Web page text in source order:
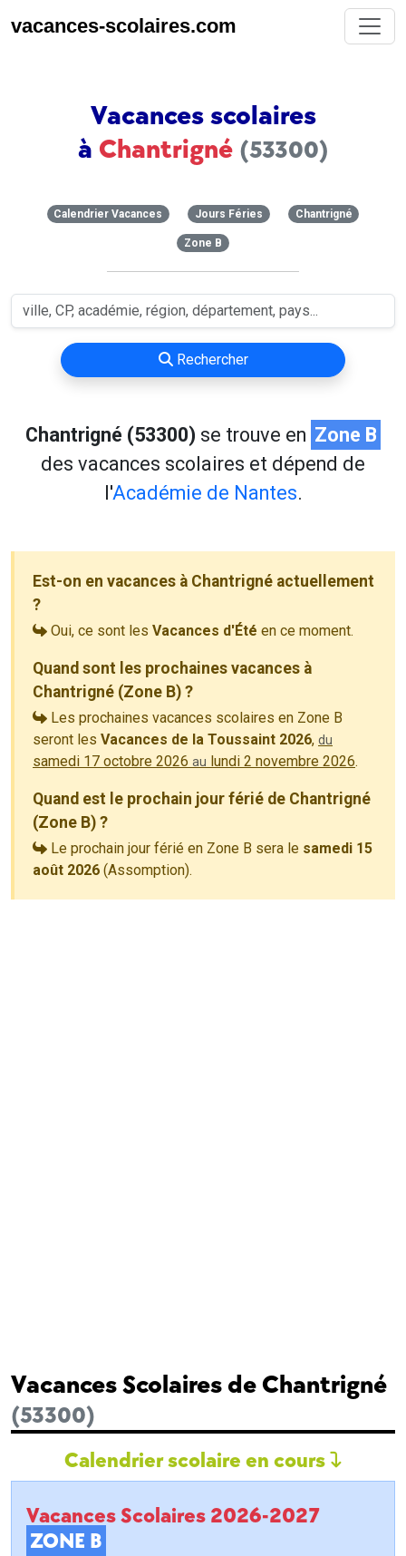
vacances-scolaires.com
Vacances scolaires
à Chantrigné (53300)
Calendrier Vacances Jours Féries Chantrigné
Zone B
Rechercher
Chantrigné (53300) se trouve en Zone B
des vacances scolaires et dépend de
l'Académie de Nantes.
Est-on en vacances à Chantrigné actuellement
?
Oui, ce sont les Vacances d'Été en ce moment.
Quand sont les prochaines vacances à
Chantrigné (Zone B) ?
Les prochaines vacances scolaires en Zone B
seront les Vacances de la Toussaint 2026, du
samedi 17 octobre 2026 au lundi 2 novembre 2026.
Quand est le prochain jour férié de Chantrigné
(Zone B) ?
Le prochain jour férié en Zone B sera le samedi 15
août 2026 (Assomption).
Vacances Scolaires de Chantrigné
(53300)
Calendrier scolaire en cours
Vacances Scolaires 2026-2027
ZONE B